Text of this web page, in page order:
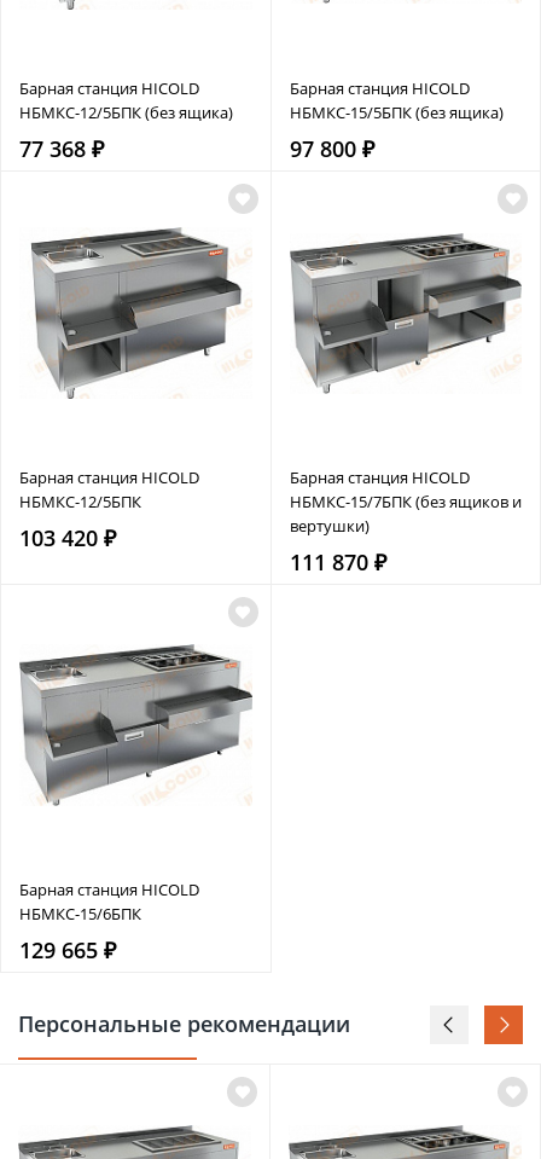
Барная станция HICOLD
НБМКС-12/5БПК (без ящика)
77 368 ₽
Барная станция HICOLD
НБМКС-15/5БПК (без ящика)
97 800 ₽
Барная станция HICOLD
НБМКС-12/5БПК
103 420 ₽
Барная станция HICOLD
НБМКС-15/7БПК (без ящиков и
вертушки)
111 870 ₽
Барная станция HICOLD
НБМКС-15/6БПК
129 665 ₽
Персональные рекомендации